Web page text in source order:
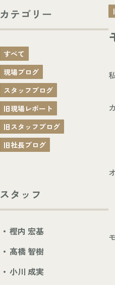
カテゴリー
すべて
現場ブログ
スタッフブログ
旧現場レポート
旧スタッフブログ
旧社長ブログ
スタッフ
樫内 宏基
髙橋 智樹
小川 成実